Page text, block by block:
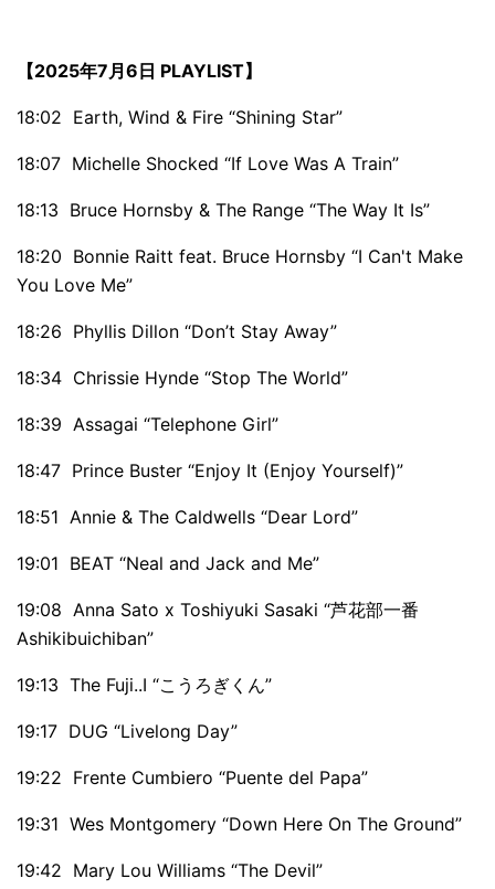
【2025年7月6日 PLAYLIST】
18:02 Earth, Wind & Fire “Shining Star”
18:07 Michelle Shocked “If Love Was A Train”
18:13 Bruce Hornsby & The Range “The Way It Is”
18:20 Bonnie Raitt feat. Bruce Hornsby “I Can't Make
You Love Me”
18:26 Phyllis Dillon “Don’t Stay Away”
18:34 Chrissie Hynde “Stop The World”
18:39 Assagai “Telephone Girl”
18:47 Prince Buster “Enjoy It (Enjoy Yourself)”
18:51 Annie & The Caldwells “Dear Lord”
19:01 BEAT “Neal and Jack and Me”
19:08 Anna Sato x Toshiyuki Sasaki “芦花部一番
Ashikibuichiban”
19:13 The Fuji..I “こうろぎくん”
19:17 DUG “Livelong Day”
19:22 Frente Cumbiero “Puente del Papa”
19:31 Wes Montgomery “Down Here On The Ground”
19:42 Mary Lou Williams “The Devil”